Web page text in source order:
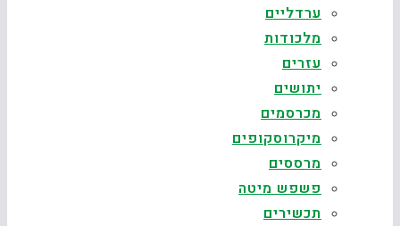
ערדליים
מלכודות
עזרים
יתושים
מכרסמים
מיקרוסקופים
מרססים
פשפש מיטה
תכשירים